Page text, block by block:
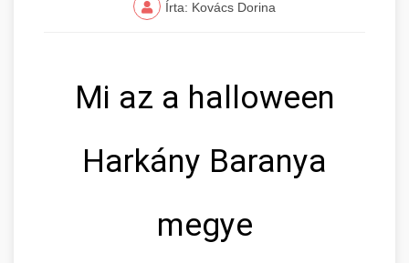
Írta: Kovács Dorina
Mi az a halloween
Harkány Baranya
megye